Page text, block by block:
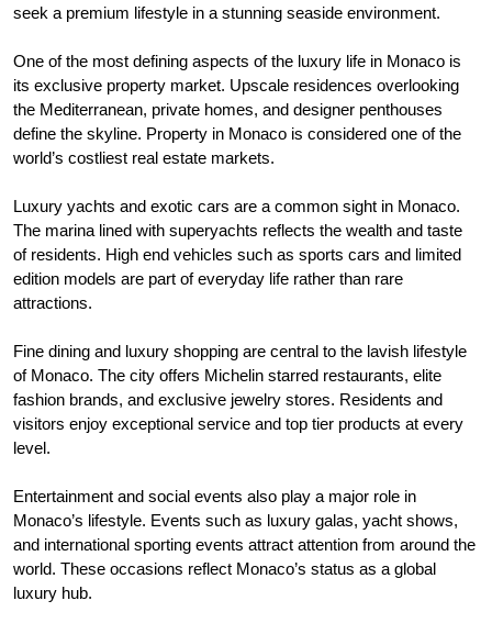
seek a premium lifestyle in a stunning seaside environment.
One of the most defining aspects of the luxury life in Monaco is
its exclusive property market. Upscale residences overlooking
the Mediterranean, private homes, and designer penthouses
define the skyline. Property in Monaco is considered one of the
world’s costliest real estate markets.
Luxury yachts and exotic cars are a common sight in Monaco.
The marina lined with superyachts reflects the wealth and taste
of residents. High end vehicles such as sports cars and limited
edition models are part of everyday life rather than rare
attractions.
Fine dining and luxury shopping are central to the lavish lifestyle
of Monaco. The city offers Michelin starred restaurants, elite
fashion brands, and exclusive jewelry stores. Residents and
visitors enjoy exceptional service and top tier products at every
level.
Entertainment and social events also play a major role in
Monaco’s lifestyle. Events such as luxury galas, yacht shows,
and international sporting events attract attention from around the
world. These occasions reflect Monaco’s status as a global
luxury hub.